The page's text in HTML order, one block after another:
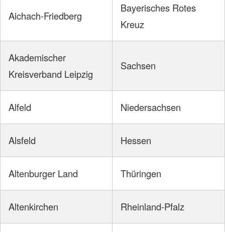
Aichach-Friedberg
Bayerisches Rotes
Kreuz
Akademischer
Kreisverband Leipzig
Sachsen
Alfeld Niedersachsen
Alsfeld Hessen
Altenburger Land Thüringen
Altenkirchen Rheinland-Pfalz